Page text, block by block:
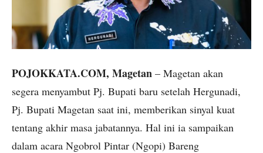
POJOKKATA.COM, Magetan – Magetan akan
segera menyambut Pj. Bupati baru setelah Hergunadi,
Pj. Bupati Magetan saat ini, memberikan sinyal kuat
tentang akhir masa jabatannya. Hal ini ia sampaikan
dalam acara Ngobrol Pintar (Ngopi) Bareng